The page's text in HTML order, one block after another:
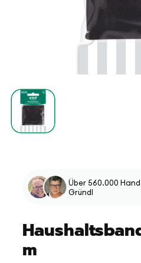
1
in
Modal
öffnen
Über 560.000
Gründl
m